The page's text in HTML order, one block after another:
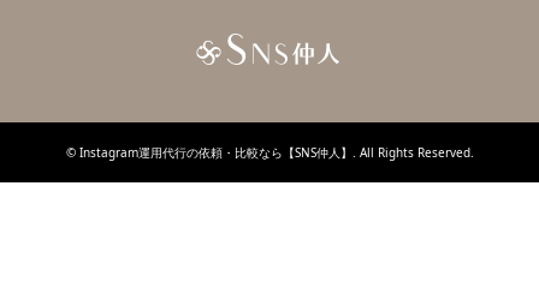
© Instagram運用代行の依頼・比較なら【SNS仲人】 . All Rights Reserved.